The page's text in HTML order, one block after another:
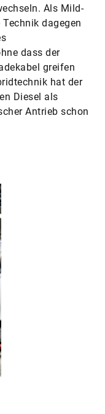
Als Mild-
dagegen
dass der
greifen
hat der
Diesel als
Antrieb schon